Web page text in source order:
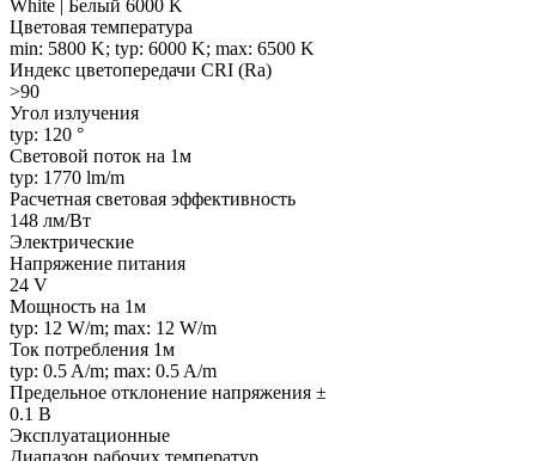
White | Белый 6000 K
Цветовая температура
min: 5800 K; typ: 6000 K; max: 6500 K
Индекс цветопередачи CRI (Ra)
>90
Угол излучения
typ: 120 °
Световой поток на 1м
typ: 1770 lm/m
Расчетная световая эффективность
148 лм/Вт
Электрические
Напряжение питания
24 V
Мощность на 1м
typ: 12 W/m; max: 12 W/m
Ток потребления 1м
typ: 0.5 A/m; max: 0.5 A/m
Предельное отклонение напряжения ±
0.1 В
Эксплуатационные
Диапазон рабочих температур